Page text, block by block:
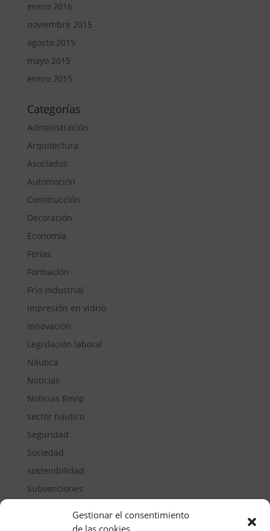
Gestionar el consentimiento
de las cookies
enero 2016
noviembre 2015
agosto 2015
mayo 2015
enero 2015
Categorías
Administración
Arquitectura
Asociados
Automoción
Construcción
Decoración
Economía
Ferias
Formación
Frío Industrial
Impresión en vidrio
Innovación
Legislación laboral
Náutica
Noticias
Noticias Revip
sector náutico
Seguridad
Sociedad
sostenibilidad
Subvenciones